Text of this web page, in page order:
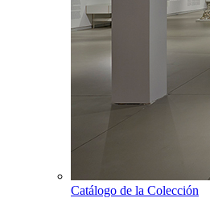
Catálogo de la Colección